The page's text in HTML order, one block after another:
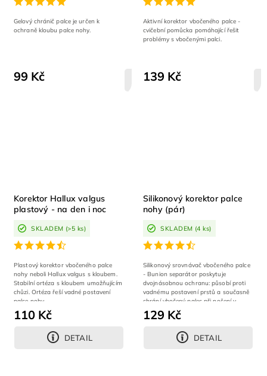
99 Kč DETAIL
Gelový chránič palce je určen k
ochraně kloubu palce nohy.
139 Kč
Aktivní korektor vbočeného palce -
cvičební pomůcka pomáhající řešit
problémy s vbočenými palci.
Korektor Hallux valgus
plastový - na den i noc
SKLADEM (>5 ks)
110 Kč
DETAIL
Plastový korektor vbočeného palce
nohy neboli Hallux valgus s kloubem.
Stabilní ortéza s kloubem umožňujícím
chůzi. Ortéza řeší vadné postavení
palce nohy.
Silikonový korektor palce
nohy (pár)
SKLADEM (4 ks)
129 Kč
DETAIL
Silikonový srovnávač vbočeného palce
- Bunion separátor poskytuje
dvojnásobnou ochranu: působí proti
vadnému postavení prstů a současně
chrání vbočený palec při nošení v
obuvi,...